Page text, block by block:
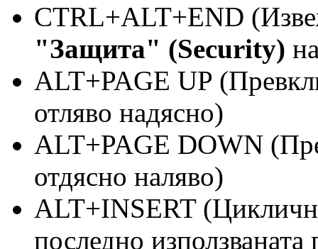
CTRL+ALT+END
"Защита" (Security)
ALT+PAGE UP
отляво надясно)
ALT+PAGE DOWN
отдясно наляво)
ALT+INSERT
последно използваната